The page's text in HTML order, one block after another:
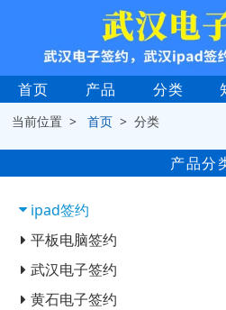
首页 产品 分类
当前位置 >首页 > 分类
产品分
ipad签约
平板电脑签约
武汉电子签约
黄石电子签约